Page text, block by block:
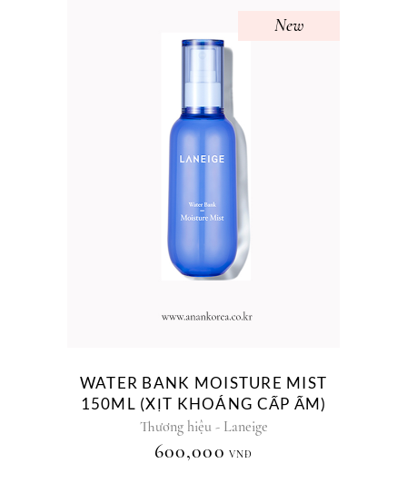
New
WATER BANK MOISTURE MIST
150ML (XỊT KHOÁNG CẤP ẨM)
Thương hiệu - Laneige
600,000 VNĐ